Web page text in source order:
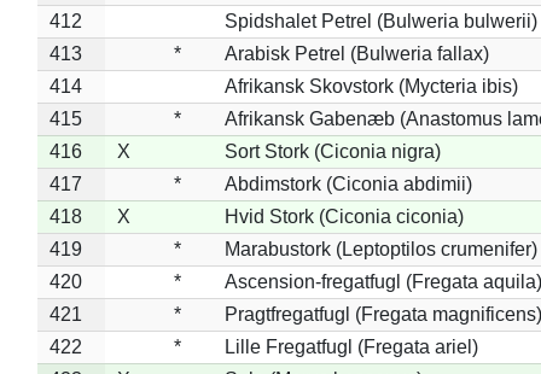
412
Spidshalet Petrel (Bulweria bulwerii)
413
*
Arabisk Petrel (Bulweria fallax)
414
Afrikansk Skovstork (Mycteria ibis)
415
*
Afrikansk Gabenæb (Anastomus
416
X
Sort Stork (Ciconia nigra)
417
*
Abdimstork (Ciconia abdimii)
418
X
Hvid Stork (Ciconia ciconia)
419
*
Marabustork (Leptoptilos crumenifer)
420
*
Ascension-fregatfugl (Fregata aquila)
421
*
Pragtfregatfugl (Fregata magnificens)
422
*
Lille Fregatfugl (Fregata ariel)